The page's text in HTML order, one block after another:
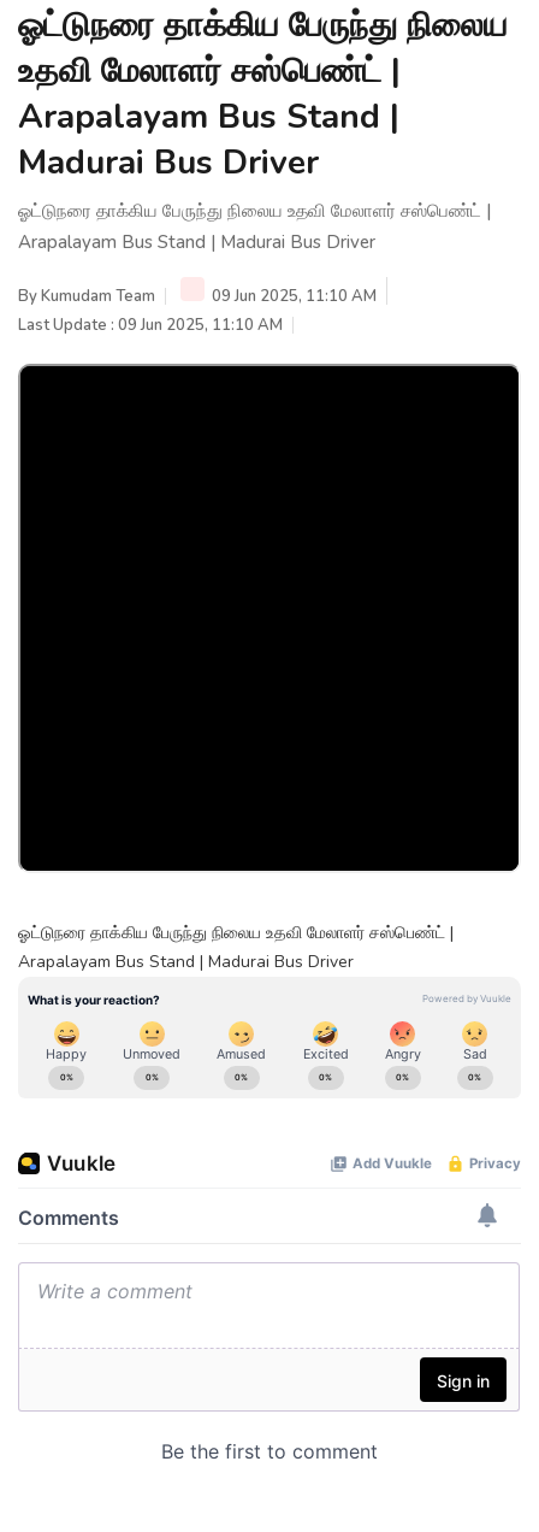
ஓட்டுநரை தாக்கிய பேருந்து நிலைய
உதவி மேலாளர் சஸ்பெண்ட் |
Arapalayam Bus Stand |
Madurai Bus Driver
ஓட்டுநரை தாக்கிய பேருந்து நிலைய உதவி மேலாளர் சஸ்பெண்ட் |
Arapalayam Bus Stand | Madurai Bus Driver
ByKumudam Team
09 Jun 2025, 11:10 AM
Last Update : 09 Jun 2025, 11:10 AM
ஓட்டுநரை தாக்கிய பேருந்து நிலைய உதவி மேலாளர் சஸ்பெண்ட் |
Arapalayam Bus Stand | Madurai Bus Driver